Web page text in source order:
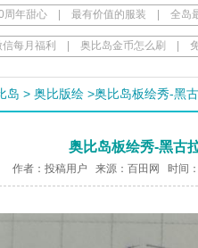
周年甜心 最有价值的服装 全岛
每月福利 奥比岛金币怎么刷
岛 > 奥比版绘 >奥比岛板绘秀-黑
奥比岛板绘秀-黑古
作者：投稿用户 来源： 百田网 时间